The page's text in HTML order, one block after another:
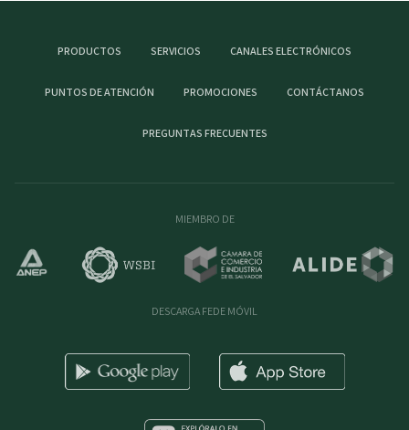
PRODUCTOS SERVICIOS CANALES ELECTRÓNICOS
PUNTOS DE ATENCIÓN PROMOCIONES CONTÁCTANOS
PREGUNTAS FRECUENTES
MIEMBRO DE
DESCARGA FEDE MÓVIL